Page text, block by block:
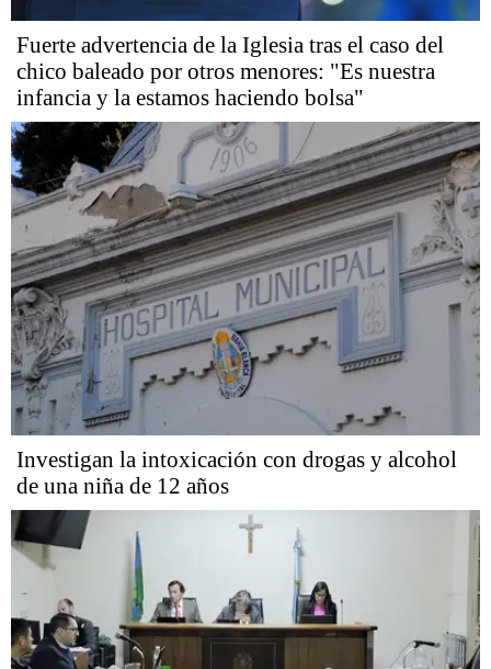
Fuerte advertencia de la Iglesia tras el caso del
chico baleado por otros menores: "Es nuestra
infancia y la estamos haciendo bolsa"
Investigan la intoxicación con drogas y alcohol
de una niña de 12 años